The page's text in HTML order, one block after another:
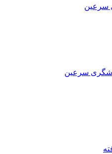
سرعین
سرعین